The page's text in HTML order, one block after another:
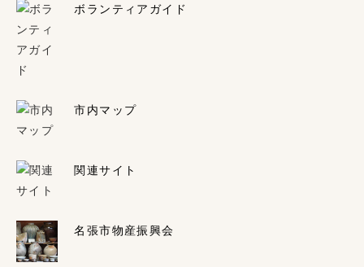
ボランティアガイド
市内マップ
関連サイト
名張市物産振興会